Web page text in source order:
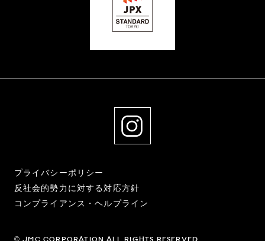
© JMC CORPORATION ALL RIGHTS RESERVED.
プライバシーポリシー
反社会的勢力に対する対応方針
コンプライアンス・ヘルプライン